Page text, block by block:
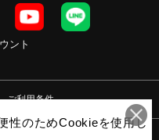
ント
ご利用条件
性のためCookieを使用し